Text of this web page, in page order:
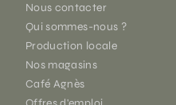
Nous contacter
Qui sommes-nous ?
Production locale
Nos magasins
Café Agnès